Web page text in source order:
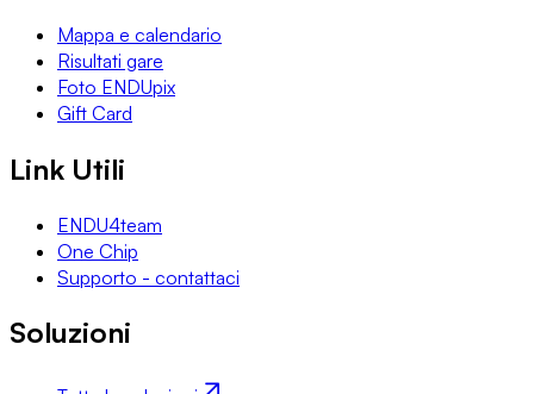
Mappa e calendario
Risultati gare
Foto ENDUpix
Gift Card
Link Utili
ENDU4team
One Chip
Supporto - contattaci
Soluzioni